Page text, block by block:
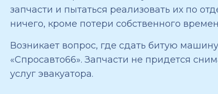
запчасти и пытаться реализовать их по
ничего, кроме потери собственного
Возникает вопрос, где сдать битую
«Спросавто66». Запчасти не придется
услуг эвакуатора.